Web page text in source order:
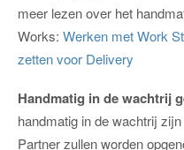
meer lezen over het
Works: Werken met Work
zetten voor Delivery
Handmatig in de wachtrij
handmatig in de wachtrij
Partner zullen worden